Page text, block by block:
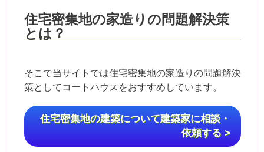
住宅密集地の家造りの問題解決策
とは？
そこで当サイトでは住宅密集地の家造りの問題解決
策としてコートハウスをおすすめしています。
住宅密集地の建築について建築家に相談・
依頼する >